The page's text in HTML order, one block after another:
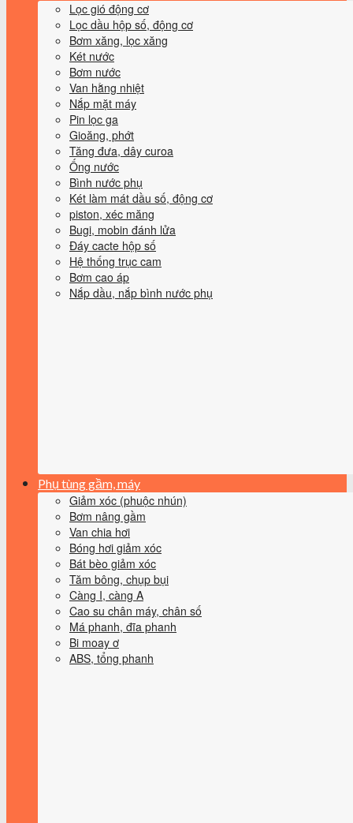
Lọc gió động cơ
Lọc dầu hộp số, động cơ
Bơm xăng, lọc xăng
Két nước
Bơm nước
Van hằng nhiệt
Nắp mặt máy
Pin lọc ga
Gioăng, phớt
Tăng đưa, dây curoa
Ống nước
Bình nước phụ
Két làm mát dầu số, động cơ
piston, xéc măng
Bugi, mobin đánh lửa
Đáy cacte hộp số
Hệ thống trục cam
Bơm cao áp
Nắp dầu, nắp bình nước phụ
Phụ tùng gầm, máy
Giảm xóc (phuộc nhún)
Bơm nâng gầm
Van chia hơi
Bóng hơi giảm xóc
Bát bèo giảm xóc
Tăm bông, chụp bụi
Càng I, càng A
Cao su chân máy, chân số
Má phanh, đĩa phanh
Bi moay ơ
ABS, tổng phanh